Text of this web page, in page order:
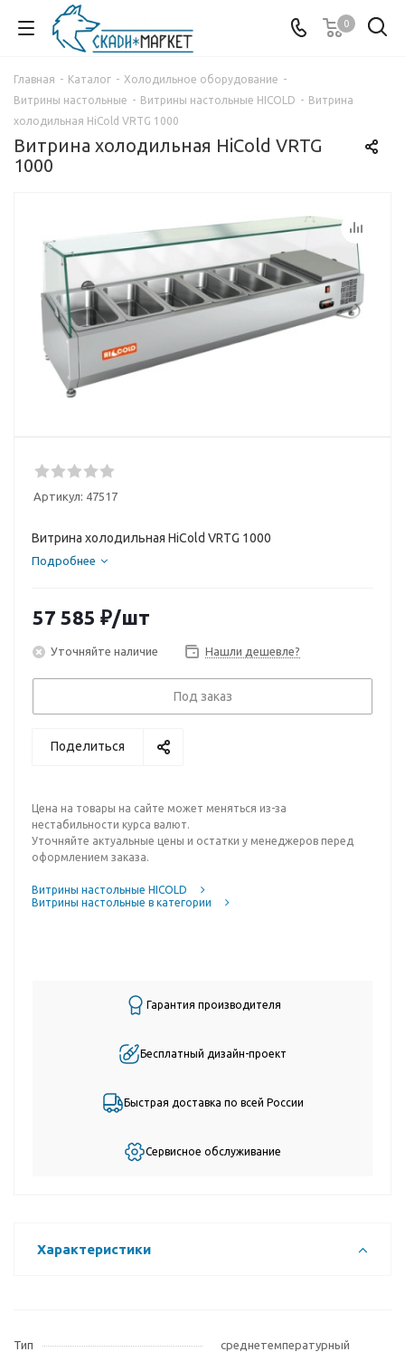
0
Главная - Каталог - Холодильное оборудование -
Витрины настольные - Витрины настольные HICOLD - Витрина
холодильная HiCold VRTG 1000
Витрина холодильная HiCold VRTG
1000
Артикул: 47517
Витрина холодильная HiCold VRTG 1000
Подробнее
57 585 ₽/шт
Уточняйте наличие Нашли дешевле?
Под заказ
Поделиться
Цена на товары на сайте может меняться из-за
нестабильности курса валют.
Уточняйте актуальные цены и остатки у менеджеров перед
оформлением заказа.
Витрины настольные HICOLD
Витрины настольные в категории
Гарантия производителя
Бесплатный дизайн-проект
Быстрая доставка по всей России
Сервисное обслуживание
Характеристики
Тип
среднетемпературный